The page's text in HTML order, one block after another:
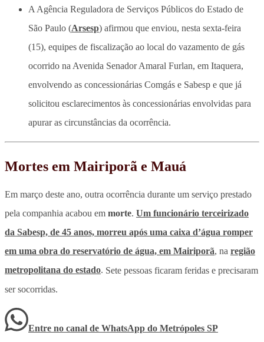
A Agência Reguladora de Serviços Públicos do Estado de
São Paulo (Arsesp) afirmou que enviou, nesta sexta-feira
(15), equipes de fiscalização ao local do vazamento de gás
ocorrido na Avenida Senador Amaral Furlan, em Itaquera,
envolvendo as concessionárias Comgás e Sabesp e que já
solicitou esclarecimentos às concessionárias envolvidas para
apurar as circunstâncias da ocorrência.
Mortes em Mairiporã e Mauá
Em março deste ano, outra ocorrência durante um serviço prestado
pela companhia acabou em morte. Um funcionário terceirizado
da Sabesp, de 45 anos, morreu após uma caixa d’água romper
em uma obra do reservatório de água, em Mairiporã, na região
metropolitana do estado. Sete pessoas ficaram feridas e precisaram
ser socorridas.
Entre no canal de WhatsApp do Metrópoles SP